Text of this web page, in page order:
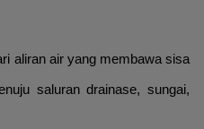
aliran air yang membawa sisa
saluran drainase, sungai,